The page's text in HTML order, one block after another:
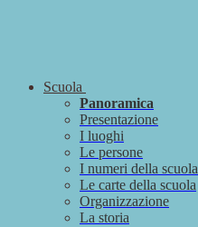
Scuola
Panoramica
Presentazione
I luoghi
Le persone
I numeri della scuola
Le carte della scuola
Organizzazione
La storia